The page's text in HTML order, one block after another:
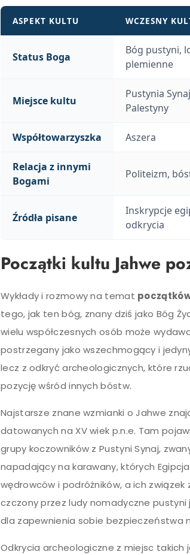
ASPEKT KULTU WCZESNY
Status Boga
Bóg pustyni,
plemienne
Miejsce kultu
Pustynia
Palestyny
Współtowarzyszka Aszera
Relacja z innymi
Bogami
Politeizm,
Źródła pisane
Inskrypcje
odkrycia
Początki kultu Jahwe
Wykłady i rozmowy na temat
tego, jak ten bóg, znany dziś jako Bóg
wielu współczesnych osób może
postrzegany jako wszechmogący i
lecz z odkryć archeologicznych, które
pozycję wśród innych bóstw.
Najstarsze znane wzmianki o Jahwe
datowanych na XV wiek p.n.e. Tam
grupy koczowników z Pustyni Synaj,
napadający na karawany, których
wędrowców i podróżników, a ich
czczony przez ludy nomadyczne
dla zapewnienia sobie bezpieczeństwa
Odkrycia archeologiczne z miejsc